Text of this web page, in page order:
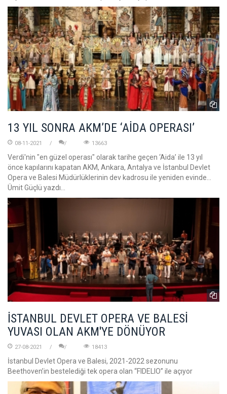
13 YIL SONRA AKM’DE ‘AİDA OPERASI’
08-11-2021 13663
Verdi'nin "en güzel operası" olarak tarihe geçen ‘Aida’ ile 13 yıl
önce kapılarını kapatan AKM, Ankara, Antalya ve İstanbul Devlet
Opera ve Balesi Müdürlüklerinin dev kadrosu ile yeniden evinde…
Ümit Güçlü yazdı…
İSTANBUL DEVLET OPERA VE BALESİ
YUVASI OLAN AKM'YE DÖNÜYOR
27-08-2021 18413
İstanbul Devlet Opera ve Balesi, 2021-2022 sezonunu
Beethoven’in bestelediği tek opera olan “FIDELIO” ile açıyor